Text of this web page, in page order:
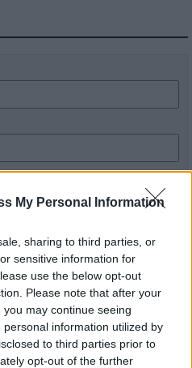
My Personal Information
sharing to third parties, or
sensitive information for
use the below opt-out
Please note that after your
may continue seeing
information utilized by
to third parties prior to
opt-out of the further
az eső a Duna vízgyűjtőjére